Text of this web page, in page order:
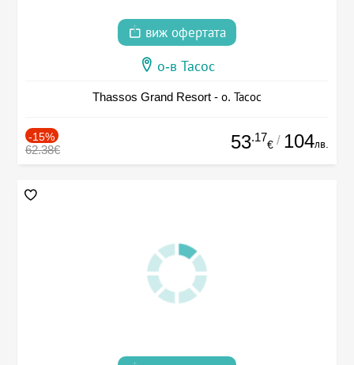
виж офертата
о-в Тасос
Thassos Grand Resort - о. Тасос
-15%
62.38€ 53.17
€ / 104лв.